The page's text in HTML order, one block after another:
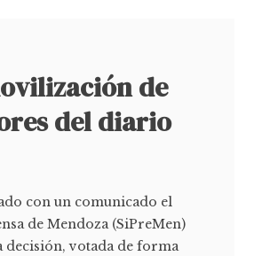
de
del diario
con un comunicado el
de Mendoza (SiPreMen)
decisión, votada de forma